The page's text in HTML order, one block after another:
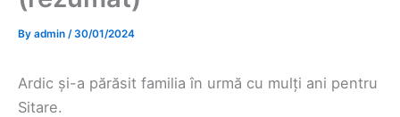
By admin /30/01/2024
Ardic și-a părăsit familia în urmă cu mulți ani pentru
Sitare.